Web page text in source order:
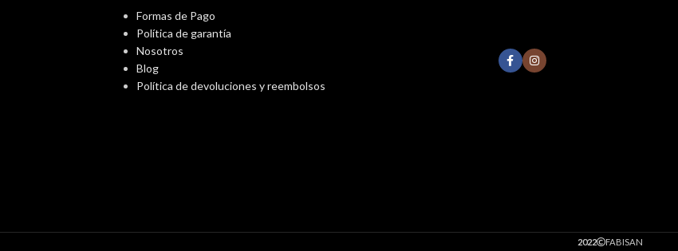
Formas de Pago
Política de garantía
Nosotros
Blog
Política de devoluciones y reembolsos
2022 FABISAN